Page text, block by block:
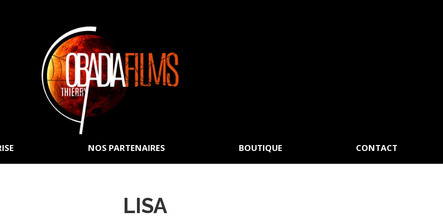
NOS PARTENAIRES BOUTIQUE CONTACT
LISA